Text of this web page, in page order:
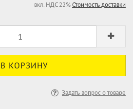
вкл. НДС 22%Стоимость доставки
Задать вопрос о товаре